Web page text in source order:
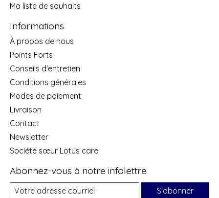
Ma liste de souhaits
Informations
À propos de nous
Points Forts
Conseils d'entretien
Conditions générales
Modes de paiement
Livraison
Contact
Newsletter
Société sœur Lotus care
Abonnez-vous à notre infolettre
S'abonner